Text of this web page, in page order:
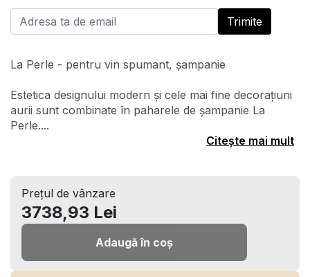
La Perle - pentru vin spumant, șampanie
Estetica designului modern și cele mai fine decorațiuni
aurii sunt combinate în paharele de șampanie La
Perle....
Citește mai mult
Prețul de vânzare
3738,93 Lei
Adaugă în coș